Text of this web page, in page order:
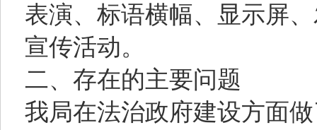
表演、标语横幅、显示屏
宣传活动。
二、存在的主要问题
我局在法治政府建设方面